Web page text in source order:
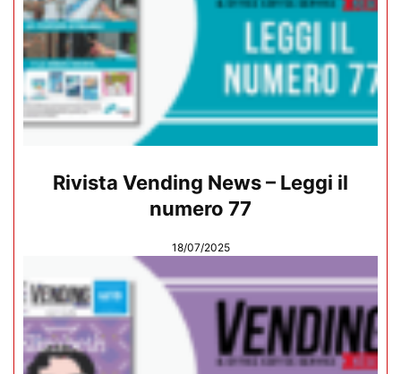
Rivista Vending News – Leggi il
numero 77
18/07/2025